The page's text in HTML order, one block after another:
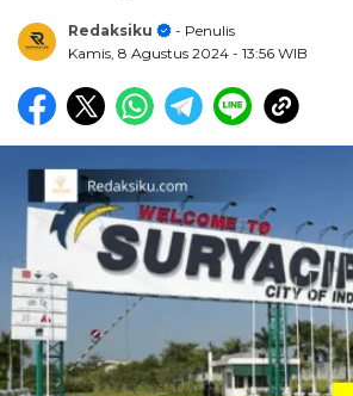
Redaksiku
- Penulis
Kamis, 8 Agustus 2024 - 13:56 WIB